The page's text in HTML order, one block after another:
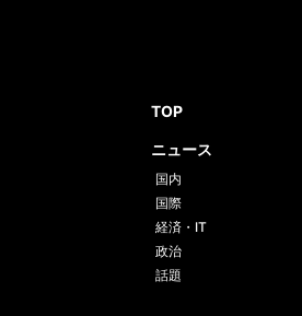
TOP
ニュース
国内
国際
経済・IT
政治
話題